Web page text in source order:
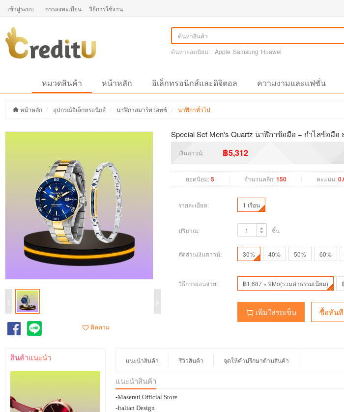
เข้าสู่ระบบ การลงทะเบียน วิธีการใช้งาน
ค้นหายอดนิยม: Apple Samsung Huawei
หมวดสินค้า หน้าหลัก อิเล็กทรอนิกส์และดิจิตอล ความงามและแฟชั่น
หน้าหลัก อุปกรณ์อิเล็กทรอนิกส์ นาฬิกาสมาร์ทวอทช์ นาฬิกาทั่วไป
ติดตาม
Special Set Men's Quartz นาฬิกาข้อมือ + กำไลข้อมือ
เงินดาวน์: ฿5,312
ยอดนิยม:5 จำนวนคลิก:150 คะแนน:
รายละเอียด: 1 เรือน
ปริมาณ: ชิ้น
สัดส่วนเงินดาวน์: 30% 40% 50% 60%
วิธีการผ่อนจ่าย: ฿1,687 × 9Mo(รวมค่าธรรมเนียม)
เพิ่มใส่รถเข็น ซื้อทันที
สินค้าแนะนำ แนะนำสินค้า รีวิวสินค้า จุดให้คำปรึกษาด้านสินค้า
แนะนำสินค้า
-Maserati Official Store
-Italian Design